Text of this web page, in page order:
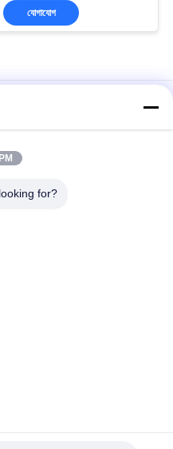
যোগাযোগ
গঠন YPK 4012
কার্টন এফএক্সজে 6050 অটো
বক্স প্যাকিং মেশিন কার্টন 120
for?